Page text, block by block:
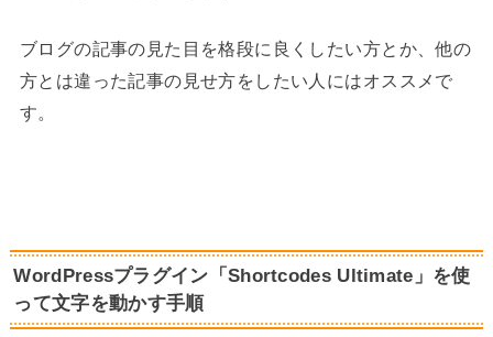
ブログの記事の見た目を格段に良くしたい方とか、他の
方とは違った記事の見せ方をしたい人にはオススメで
す。
WordPressプラグイン「Shortcodes Ultimate」を使
って文字を動かす手順